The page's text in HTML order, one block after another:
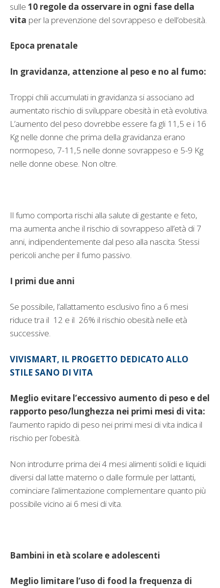
sulle 10 regole da osservare in ogni fase della
vita per la prevenzione del sovrappeso e dell’obesità.
Epoca prenatale
In gravidanza, attenzione al peso e no al fumo:
Troppi chili accumulati in gravidanza si associano ad
aumentato rischio di sviluppare obesità in età evolutiva.
L’aumento del peso dovrebbe essere fa gli 11,5 e i 16
Kg nelle donne che prima della gravidanza erano
normopeso, 7-11,5 nelle donne sovrappeso e 5-9 Kg
nelle donne obese. Non oltre.
Il fumo comporta rischi alla salute di gestante e feto,
ma aumenta anche il rischio di sovrappeso all’età di 7
anni, indipendentemente dal peso alla nascita. Stessi
pericoli anche per il fumo passivo.
I primi due anni
Se possibile, l’allattamento esclusivo fino a 6 mesi
riduce tra il 12 e il 26% il rischio obesità nelle età
successive.
VIVISMART, IL PROGETTO DEDICATO ALLO
STILE SANO DI VITA
Meglio evitare l’eccessivo aumento di peso e del
rapporto peso/lunghezza nei primi mesi di vita:
l’aumento rapido di peso nei primi mesi di vita indica il
rischio per l’obesità.
Non introdurre prima dei 4 mesi alimenti solidi e liquidi
diversi dal latte materno o dalle formule per lattanti,
cominciare l’alimentazione complementare quanto più
possibile vicino ai 6 mesi di vita.
Bambini in età scolare e adolescenti
Meglio limitare l’uso di food la frequenza di